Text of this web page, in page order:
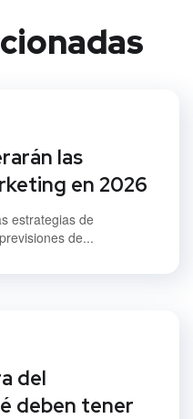
las
en 2026
estrategias de
de...
del
deben tener